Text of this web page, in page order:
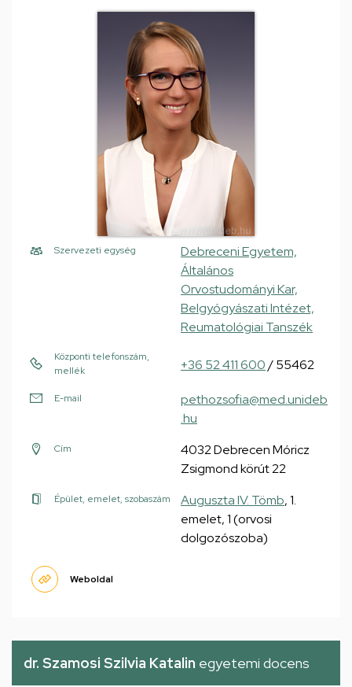
Szervezeti egység
Debreceni Egyetem,
Általános
Orvostudományi Kar,
Belgyógyászati Intézet,
Reumatológiai Tanszék
Központi telefonszám,
mellék
+36 52 411 600/ 55462
E-mail
pethozsofia@med.unideb
.hu
Cím
4032 Debrecen Móricz
Zsigmond körút 22
Épület, emelet, szobaszám Auguszta IV. Tömb, 1.
emelet, 1 (orvosi
dolgozószoba)
Weboldal
dr. Szamosi Szilvia Katalin egyetemi docens